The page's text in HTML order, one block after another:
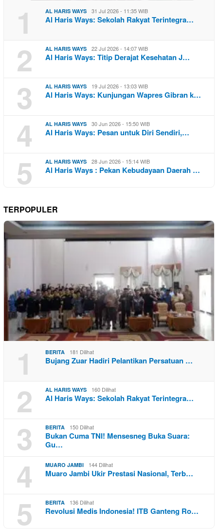
1 AL HARIS WAYS 31 Jul 2026 - 11:35 WIB
Al Haris Ways: Sekolah Rakyat Terintegra…
2 AL HARIS WAYS 22 Jul 2026 - 14:07 WIB
Al Haris Ways: Titip Derajat Kesehatan J…
3 AL HARIS WAYS 19 Jul 2026 - 13:03 WIB
Al Haris Ways: Kunjungan Wapres Gibran k…
4 AL HARIS WAYS 30 Jun 2026 - 15:50 WIB
Al Haris Ways: Pesan untuk Diri Sendiri,…
5 AL HARIS WAYS 28 Jun 2026 - 15:14 WIB
Al Haris Ways : Pekan Kebudayaan Daerah …
TERPOPULER
1 BERITA 181 Dilihat
Bujang Zuar Hadiri Pelantikan Persatuan …
2 AL HARIS WAYS 160 Dilihat
Al Haris Ways: Sekolah Rakyat Terintegra…
3 BERITA 150 Dilihat
Bukan Cuma TNI! Mensesneg Buka Suara:
Gu…
4 MUARO JAMBI 144 Dilihat
Muaro Jambi Ukir Prestasi Nasional, Terb…
5 BERITA 136 Dilihat
Revolusi Medis Indonesia! ITB Ganteng Ro…